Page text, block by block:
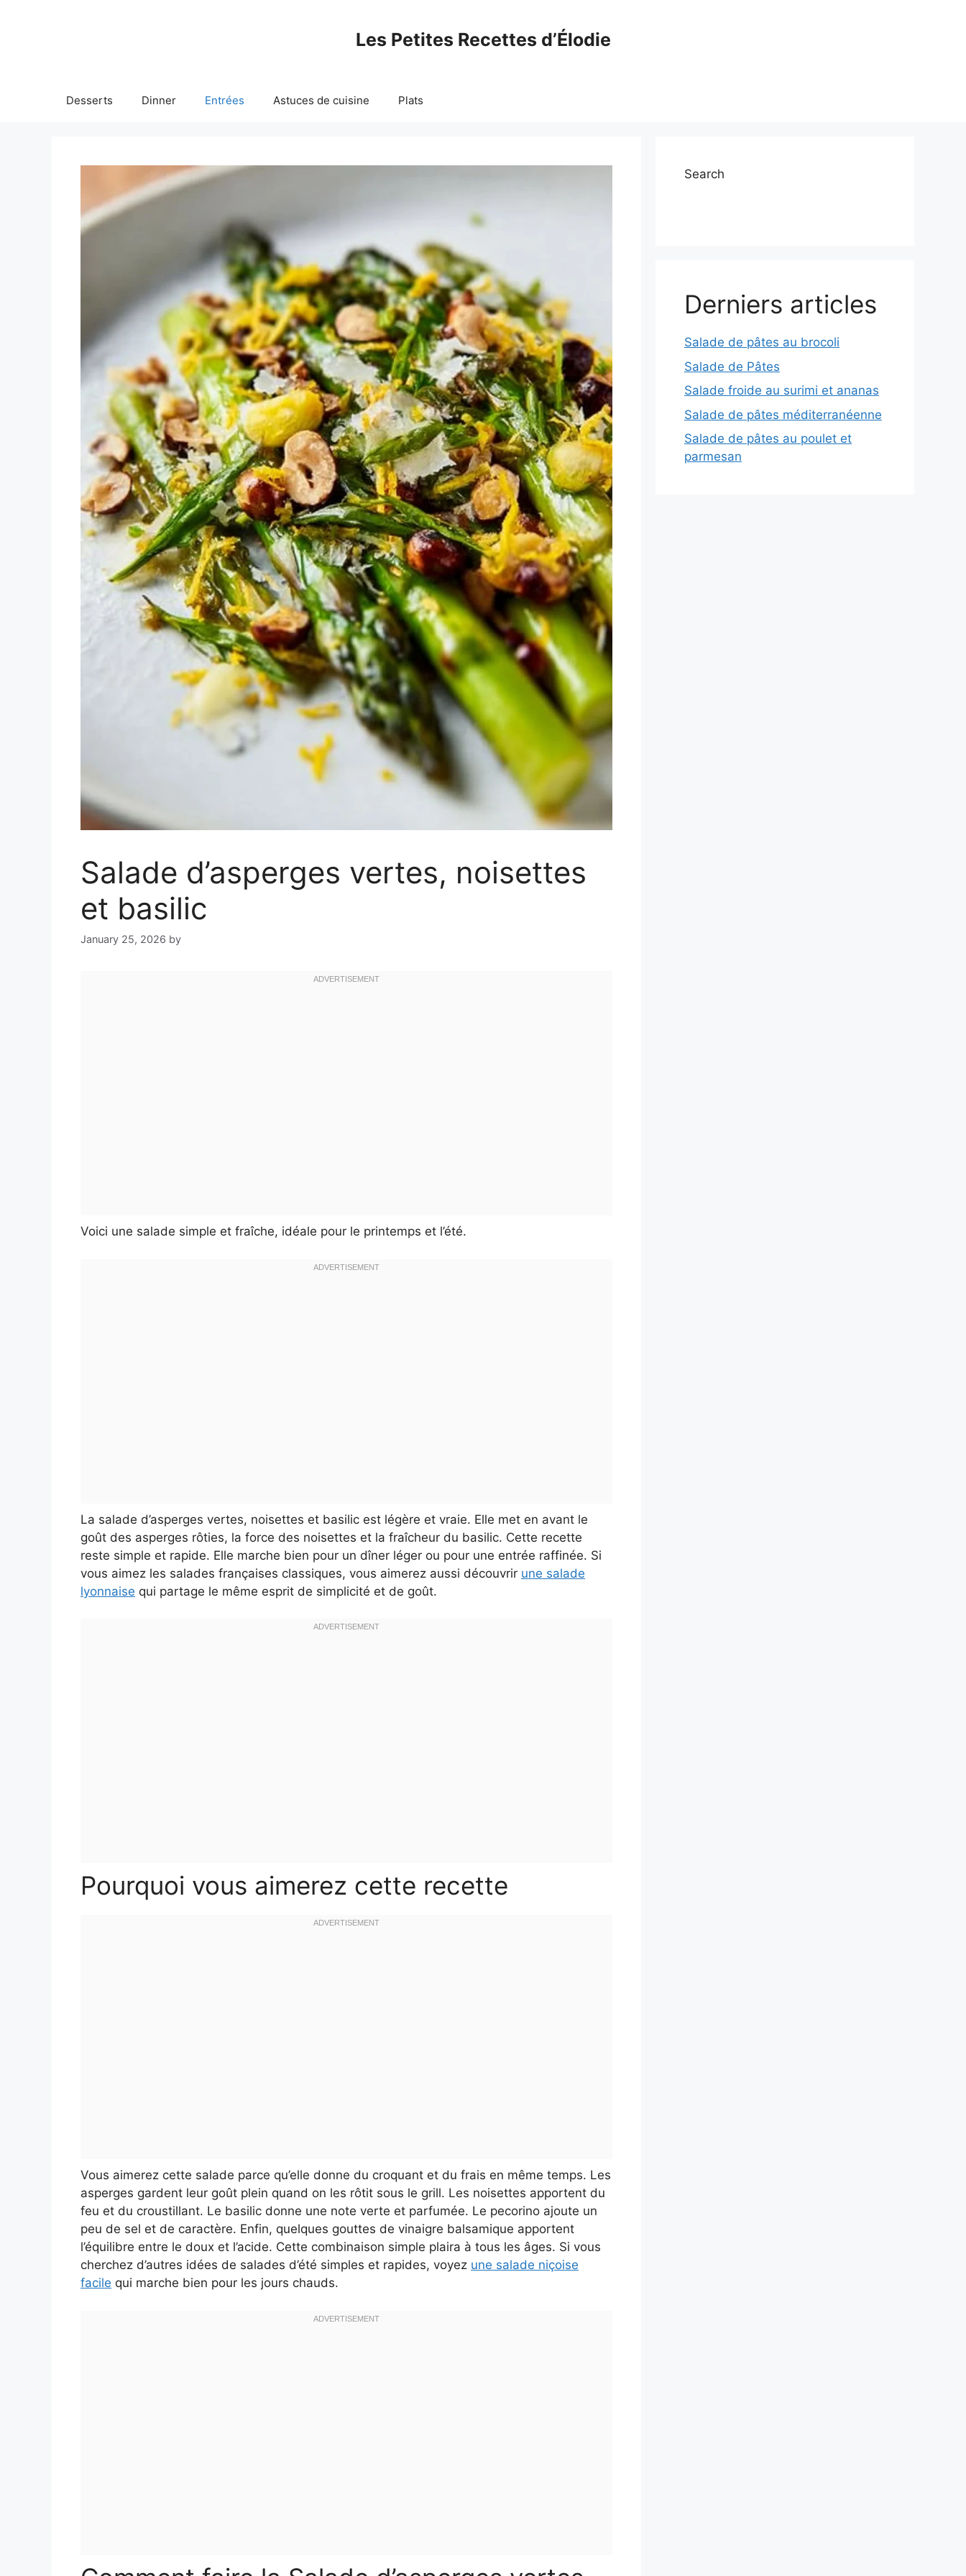
Les Petites Recettes d’Élodie
Desserts Dinner Entrées Astuces de cuisine Plats
Salade d’asperges vertes, noisettes
et basilic
January 25, 2026 by
Voici une salade simple et fraîche, idéale pour le printemps et l’été.
La salade d’asperges vertes, noisettes et basilic est légère et vraie. Elle met en avant le
goût des asperges rôties, la force des noisettes et la fraîcheur du basilic. Cette recette
reste simple et rapide. Elle marche bien pour un dîner léger ou pour une entrée raffinée. Si
vous aimez les salades françaises classiques, vous aimerez aussi découvrir une salade
lyonnaise qui partage le même esprit de simplicité et de goût.
Pourquoi vous aimerez cette recette
Vous aimerez cette salade parce qu’elle donne du croquant et du frais en même temps. Les
asperges gardent leur goût plein quand on les rôtit sous le grill. Les noisettes apportent du
feu et du croustillant. Le basilic donne une note verte et parfumée. Le pecorino ajoute un
peu de sel et de caractère. Enfin, quelques gouttes de vinaigre balsamique apportent
l’équilibre entre le doux et l’acide. Cette combinaison simple plaira à tous les âges. Si vous
cherchez d’autres idées de salades d’été simples et rapides, voyez une salade niçoise
facile qui marche bien pour les jours chauds.
Search
Derniers articles
Salade de pâtes au brocoli
Salade de Pâtes
Salade froide au surimi et ananas
Salade de pâtes méditerranéenne
Salade de pâtes au poulet et
parmesan